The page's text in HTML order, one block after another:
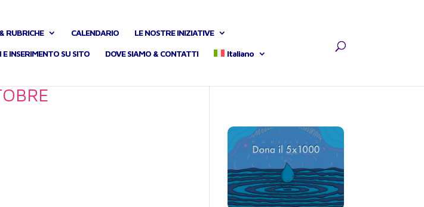
RUBRICHE CALENDARIO LE NOSTRE INIZIATIVE
E INSERIMENTO SU SITO DOVE SIAMO & CONTATTI Italiano